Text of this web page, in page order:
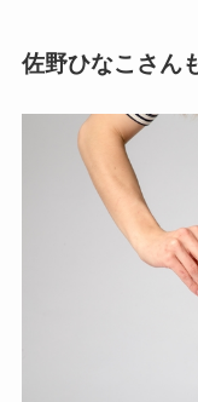
佐野ひなこさん